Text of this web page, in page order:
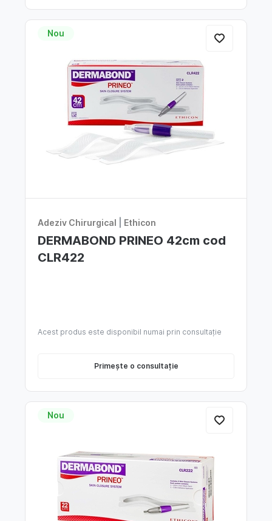
Nou
Adeziv Chirurgical Ethicon
DERMABOND PRINEO 42cm cod
CLR422
Acest produs este disponibil numai prin consultație
Primește o consultație
Nou